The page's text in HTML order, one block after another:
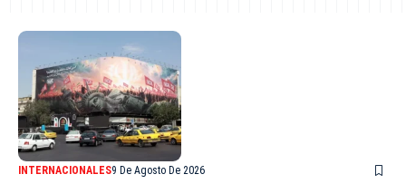
INTERNACIONALES9 De Agosto De 2026